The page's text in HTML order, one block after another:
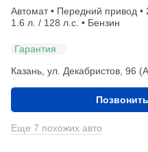
Автомат • Передний привод •
1.6 л. / 128 л.с. • Бензин
Гарантия
Казань, ул. Декабристов, 96
Еще 7 похожих авто